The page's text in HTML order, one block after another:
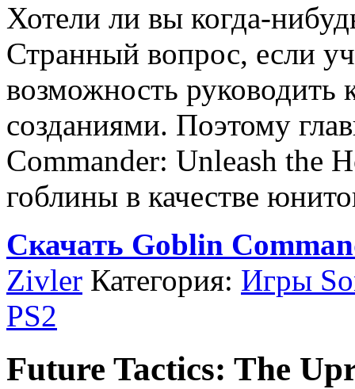
Хотели ли вы когда-
Странный вопрос, если
возможность руководить
созданиями. Поэтому
Commander: Unleash the
гоблины в качестве
Скачать Goblin
Zivler Категория: Игры
PS2
Future Tactics: The